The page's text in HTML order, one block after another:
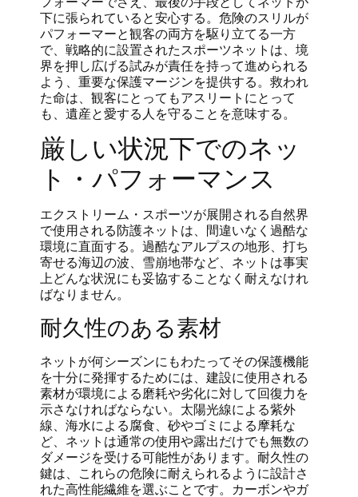
下に張られていると安心する。危険のスリルが
パフォーマーと観客の両方を駆り立てる一方
で、戦略的に設置されたスポーツネットは、境
界を押し広げる試みが責任を持って進められる
よう、重要な保護マージンを提供する。救われ
た命は、観客にとってもアスリートにとって
も、遺産と愛する人を守ることを意味する。
厳しい状況下でのネッ
ト・パフォーマンス
エクストリーム・スポーツが展開される自然界
で使用される防護ネットは、間違いなく過酷な
環境に直面する。過酷なアルプスの地形、打ち
寄せる海辺の波、雪崩地帯など、ネットは事実
上どんな状況にも妥協することなく耐えなけれ
ばなりません。
耐久性のある素材
ネットが何シーズンにもわたってその保護機能
を十分に発揮するためには、建設に使用される
素材が環境による磨耗や劣化に対して回復力を
示さなければならない。太陽光線による紫外
線、海水による腐食、砂やゴミによる摩耗な
ど、ネットは通常の使用や露出だけでも無数の
ダメージを受ける可能性があります。耐久性の
鍵は、これらの危険に耐えられるように設計さ
れた高性能繊維を選ぶことです。カーボンやガ